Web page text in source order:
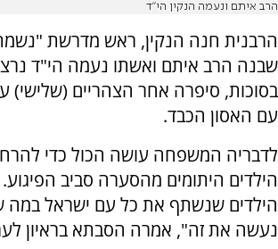
הרב איתם ונעמה הנקין הי"ד
הרבנית חנה הנקין, ראש מדרשת
שבנה הרב איתם ואשתו נעמה הי"ד
בסוכות, סיפרה אחר הצהריים (שלישי)
עם האסון הכבד.
לדבריה המשפחה עושה הכול כדי
הילדים היתומים מהסערה סביב
הילדים שנשתף את כל עם ישראל במה
נעשה את זה", אמרה הסבתא בראיון לערוץ